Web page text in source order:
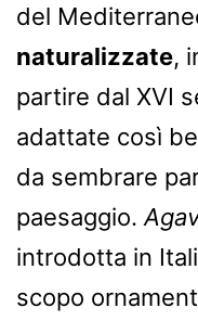
del
naturalizzate,
partire dal XVI
adattate così
da sembrare
paesaggio.
introdotta in
scopo